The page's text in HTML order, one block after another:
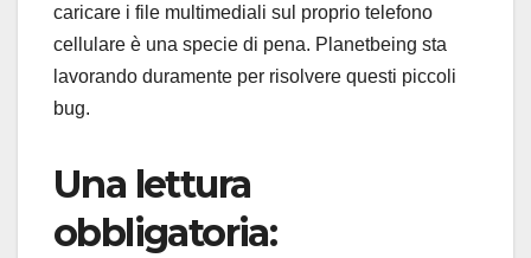
caricare i file multimediali sul proprio telefono
cellulare è una specie di pena. Planetbeing sta
lavorando duramente per risolvere questi piccoli
bug.
Una lettura
obbligatoria: